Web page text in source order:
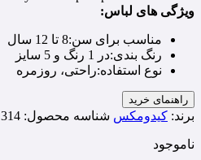
ویژگی های لباس:
مناسب برای سن:8 تا 12 سال
رنگ بندی:در 1 رنگ و 5 سایز
نوع استفاده:راحتی، روزمره
راهنمای خرید
برند: کیدومکس شناسه محصول: 314
ناموجود